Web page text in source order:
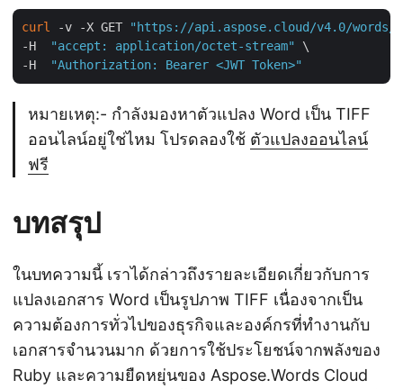
curl -v -X GET
"https://api.aspose.cloud/v4.0/words/
-H
"accept: application/octet-stream"
\
-H
"Authorization: Bearer <JWT Token>"
หมายเหตุ:- กำลังมองหาตัวแปลง Word เป็น TIFF
ออนไลน์อยู่ใช่ไหม โปรดลองใช้ ตัวแปลงออนไลน์
ฟรี
บทสรุป
ในบทความนี้ เราได้กล่าวถึงรายละเอียดเกี่ยวกับการ
แปลงเอกสาร Word เป็นรูปภาพ TIFF เนื่องจากเป็น
ความต้องการทั่วไปของธุรกิจและองค์กรที่ทำงานกับ
เอกสารจำนวนมาก ด้วยการใช้ประโยชน์จากพลังของ
Ruby และความยืดหยุ่นของ Aspose.Words Cloud